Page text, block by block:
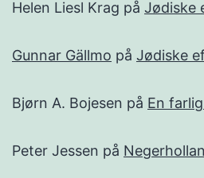
Helen Liesl Krag på Jødiske
Gunnar Gällmo på Jødiske
Bjørn A. Bojesen på En
Peter Jessen på